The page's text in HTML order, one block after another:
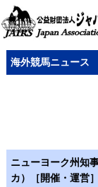
海外競馬ニュース
ニューヨーク州知
カ）［開催・運営］